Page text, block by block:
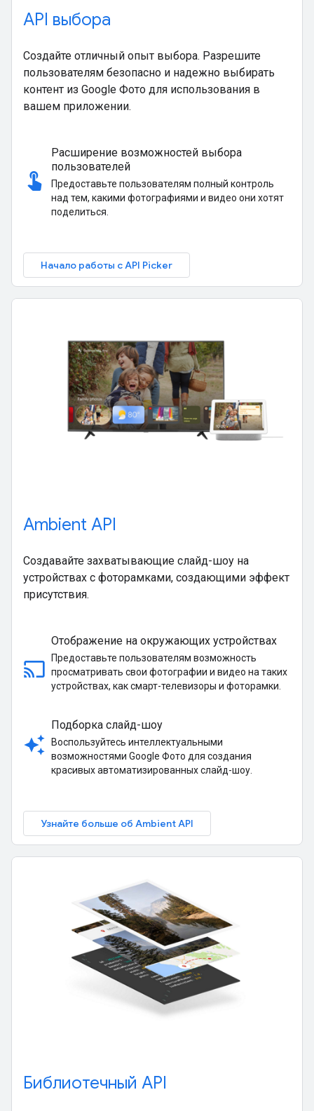
API выбора
Создайте отличный опыт выбора. Разрешите
пользователям безопасно и надежно выбирать
контент из Google Фото для использования в
вашем приложении.
touch_app
Расширение возможностей выбора
пользователей
Предоставьте пользователям полный контроль
над тем, какими фотографиями и видео они хотят
поделиться.
Начало работы с API Picker
Ambient API
Создавайте захватывающие слайд-шоу на
устройствах с фоторамками, создающими эффект
присутствия.
cast
Отображение на окружающих устройствах
Предоставьте пользователям возможность
просматривать свои фотографии и видео на таких
устройствах, как смарт-телевизоры и фоторамки.
auto_awesome
Подборка слайд-шоу
Воспользуйтесь интеллектуальными
возможностями Google Фото для создания
красивых автоматизированных слайд-шоу.
Узнайте больше об Ambient API
Библиотечный API